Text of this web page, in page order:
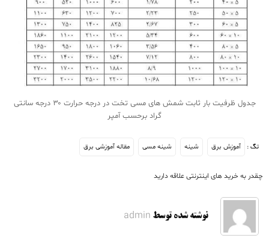
جدول ظرفیت بار ثابت شمش های مسی تخت در درجه حرارت ۳۰ درجه سانتی
گراد برحسب آمپر
تگ : آموزش برق شینه شینه مسی مقاله آموزشی برق
راهبری
چقدر به خرید های اینترنتی علاقه دارید
نوشته شده توسط admin